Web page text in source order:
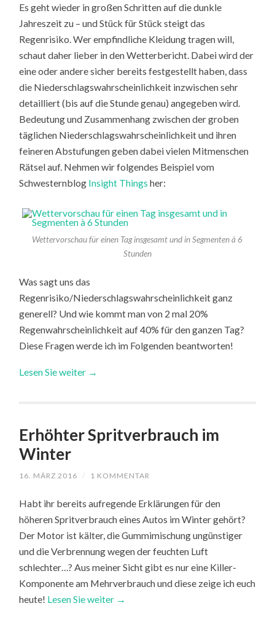
Es geht wieder in großen Schritten auf die dunkle
Jahreszeit zu – und Stück für Stück steigt das
Regenrisiko. Wer empfindliche Kleidung tragen will,
schaut daher lieber in den Wetterbericht. Dabei wird der
eine oder andere sicher bereits festgestellt haben, dass
die Niederschlagswahrscheinlichkeit inzwischen sehr
detailliert (bis auf die Stunde genau) angegeben wird.
Bedeutung und Zusammenhang zwischen der groben
täglichen Niederschlagswahrscheinlichkeit und ihren
feineren Abstufungen geben dabei vielen Mitmenschen
Rätsel auf. Nehmen wir folgendes Beispiel vom
Schwesternblog Insight Things her:
Wettervorschau für einen Tag insgesamt und in Segmenten à 6
Stunden
Was sagt uns das
Regenrisiko/Niederschlagswahrscheinlichkeit ganz
generell? Und wie kommt man von 2 mal 20%
Regenwahrscheinlichkeit auf 40% für den ganzen Tag?
Diese Fragen werde ich im Folgenden beantworten!
Lesen Sie weiter →
Erhöhter Spritverbrauch im
Winter
16. MÄRZ 2016 / 1 KOMMENTAR
Habt ihr bereits aufregende Erklärungen für den
höheren Spritverbrauch eines Autos im Winter gehört?
Der Motor ist kälter, die Gummimischung ungünstiger
und die Verbrennung wegen der feuchten Luft
schlechter…? Aus meiner Sicht gibt es nur eine Killer-
Komponente am Mehrverbrauch und diese zeige ich euch
heute! Lesen Sie weiter →